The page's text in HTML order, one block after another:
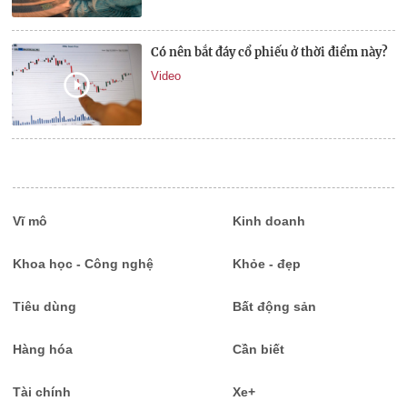
Có nên bắt đáy cổ phiếu ở thời điểm này?
Video
Vĩ mô Kinh doanh
Khoa học - Công nghệ Khỏe - đẹp
Tiêu dùng Bất động sản
Hàng hóa Cần biết
Tài chính Xe+